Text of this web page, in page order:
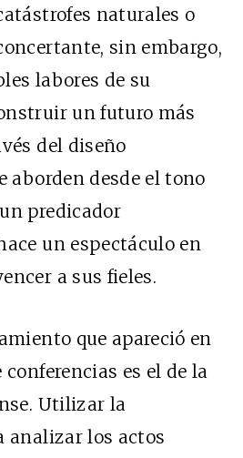
naturales o
sin embargo,
labores de su
un futuro más
del diseño
aborden desde el tono
predicador
un espectáculo en
a sus fieles.
que apareció en
conferencias es el de la
Utilizar la
analizar los actos